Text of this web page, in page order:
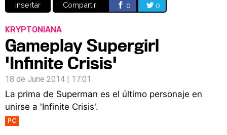
Insertar Compartir: 0 0
KRYPTONIANA
Gameplay Supergirl
'Infinite Crisis'
18 de June 2014 | 17:01
La prima de Superman es el último personaje en
unirse a 'Infinite Crisis'.
PC